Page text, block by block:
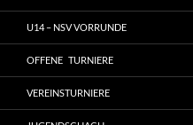
U14 – NSV VORRUNDE
OFFENE TURNIERE
VEREINSTURNIERE